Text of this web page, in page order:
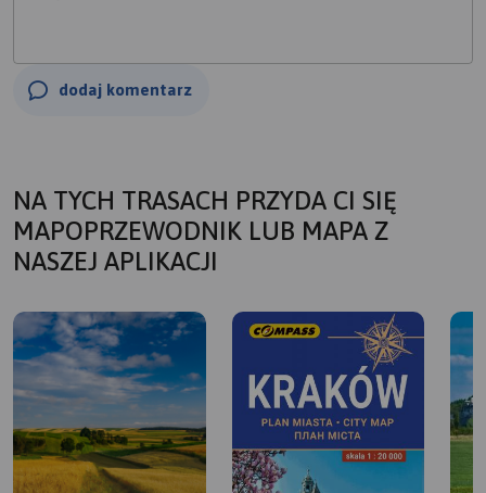
dodaj komentarz
NA TYCH TRASACH PRZYDA CI SIĘ
MAPOPRZEWODNIK LUB MAPA Z
NASZEJ APLIKACJI